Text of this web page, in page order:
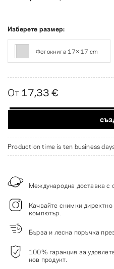
Изберете размер:
Фотокнига 17×17 cm
От17,33 €
Production time is ten business
Международна доставка с
Качвайте снимки
компютър.
Бърза и лесна поръчка
100% гаранция за
нов продукт.